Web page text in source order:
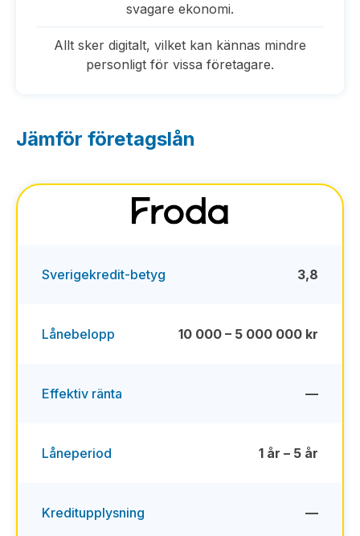
svagare ekonomi.
Allt sker digitalt, vilket kan kännas mindre
personligt för vissa företagare.
Jämför företagslån
Sverigekredit-betyg 3,8
Lånebelopp 10 000 – 5 000 000 kr
Effektiv ränta —
Låneperiod 1 år – 5 år
Kreditupplysning —